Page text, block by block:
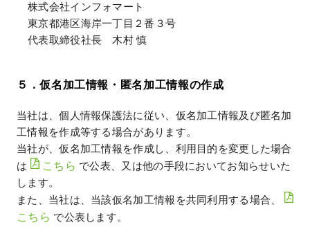
株式会社インフォマート
東京都港区海岸一丁目２番３号
代表取締役社長 木村 慎
５．仮名加工情報・匿名加工情報の作成
当社は、個人情報保護法に従い、仮名加工情報及び匿名加
工情報を作成等する場合があります。
当社が、仮名加工情報を作成し、利用目的を変更した場合
は
こちら で公表、又は他の手段においてお知らせいた
します。
また、当社は、当該仮名加工情報を共同利用する場合、
こちら で公表します。